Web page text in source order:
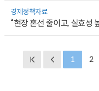
경제정책자료
“현장 혼선 줄이고, 실효성
1 2